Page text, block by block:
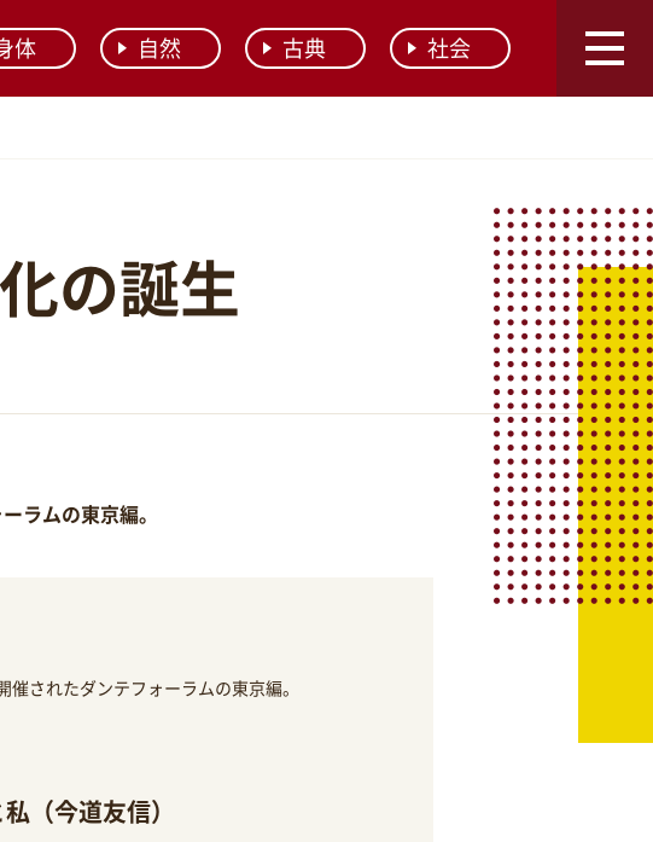
体 自然 古典 社会
の誕生
ラムの東京編。
されたダンテフォーラムの東京編。
（今道友信）